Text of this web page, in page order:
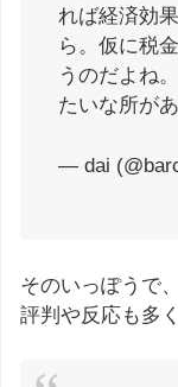
れば経済効
ら。仮に税
うのだよね
たいな所が
— dai
そのいっぽうで
評判や反応も多